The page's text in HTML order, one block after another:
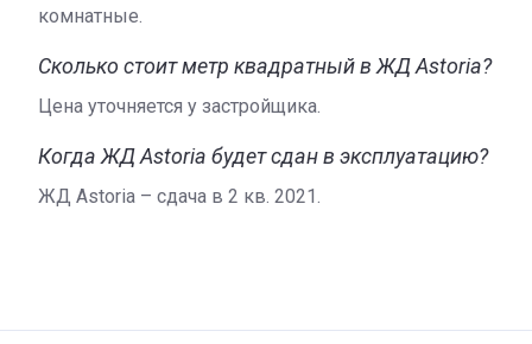
комнатные.
Сколько стоит метр квадратный в ЖД Astoria?
Цена уточняется у застройщика.
Когда ЖД Astoria будет сдан в эксплуатацию?
ЖД Astoria – сдача в 2 кв. 2021.